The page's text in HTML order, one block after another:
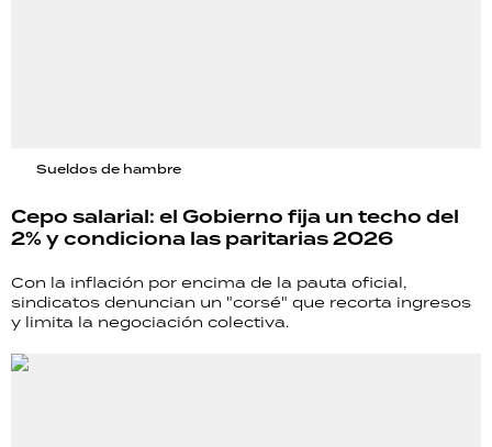
Sueldos de hambre
Cepo salarial: el Gobierno fija un techo del
2% y condiciona las paritarias 2026
Con la inflación por encima de la pauta oficial,
sindicatos denuncian un "corsé" que recorta ingresos
y limita la negociación colectiva.